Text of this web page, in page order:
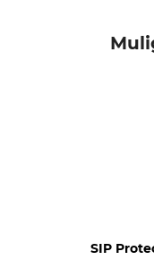
Greenkeeper Vent
SIP